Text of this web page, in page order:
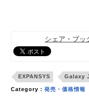
シェア・ブッ
EXPANSYS Galaxy
Category：発売・価格情報